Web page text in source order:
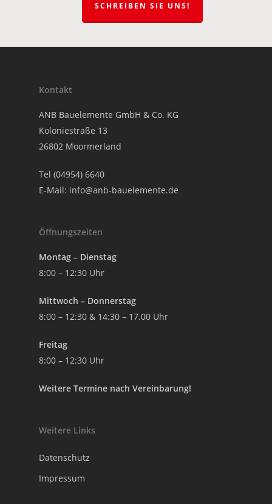
SCHREIBEN SIE UNS!
Kontakt
ANB Bauelemente GmbH & Co. KG
Koloniestraße 13
26802 Moormerland
Tel (04954) 6640
E-Mail: info@anb-bauelemente.de
Öffnungszeiten
Montag – Dienstag
8:00 – 12:30 Uhr
Mittwoch – Donnerstag
8:00 – 12:30 & 14:30 – 17.00 Uhr
Freitag
8:00 – 12:30 Uhr
Weitere Termine nach Vereinbarung!
Weitere Links
Datenschutz
Impressum